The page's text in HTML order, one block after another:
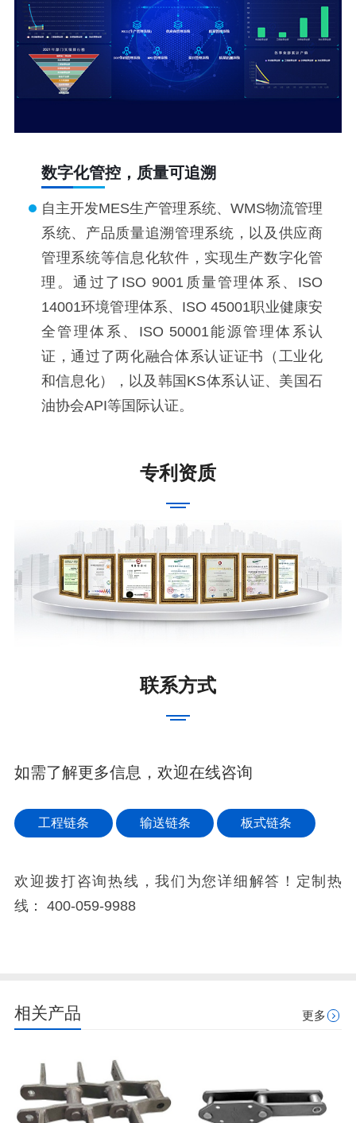
数字化管控，质量可追溯
自主开发MES生产管理系统、WMS物流管理
系统、产品质量追溯管理系统，以及供应商
管理系统等信息化软件，实现生产数字化管
理。通过了ISO 9001质量管理体系、ISO
14001环境管理体系、ISO 45001职业健康安
全管理体系、ISO 50001能源管理体系认
证，通过了两化融合体系认证证书（工业化
和信息化），以及韩国KS体系认证、美国石
油协会API等国际认证。
专利资质
联系方式
如需了解更多信息，欢迎在线咨询
工程链条 输送链条 板式链条
欢迎拨打咨询热线，我们为您详细解答！定制热
线： 400-059-9988
相关产品 更多